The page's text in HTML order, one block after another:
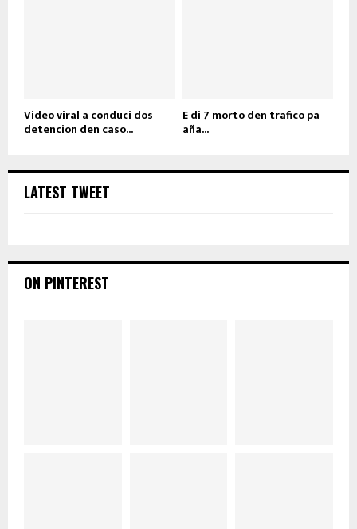
Video viral a conduci dos
detencion den caso...
E di 7 morto den trafico pa
aña...
LATEST TWEET
ON PINTEREST